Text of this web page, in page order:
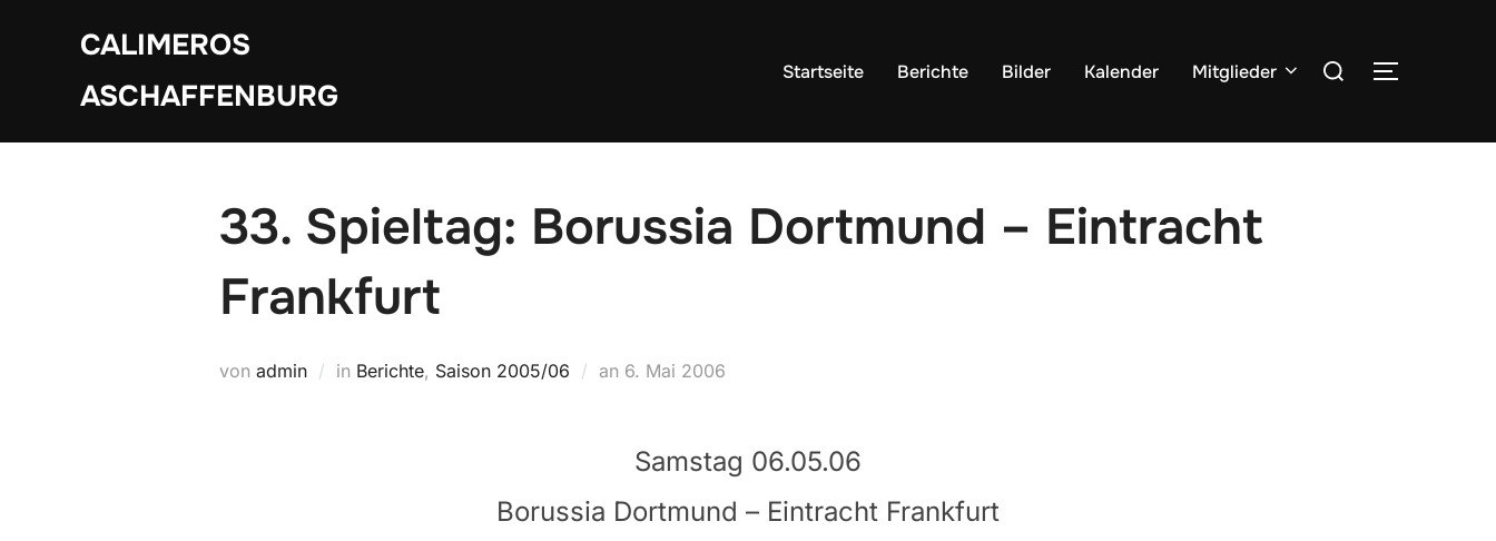
CALIMEROS
ASCHAFFENBURG
Startseite Berichte Bilder Kalender Mitglieder
Suchen
33. Spieltag: Borussia Dortmund – Eintracht
Frankfurt
von admin in Berichte, Saison 2005/06 an Veröffentlicht
6. Mai 2006
Samstag 06.05.06
Borussia Dortmund – Eintracht Frankfurt